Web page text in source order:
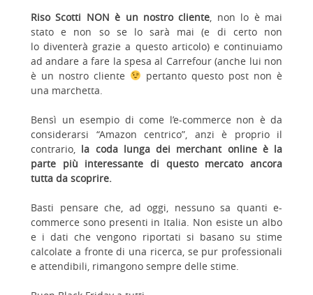
Riso Scotti NON è un nostro cliente, non lo è mai
stato e non so se lo sarà mai (e di certo non
lo diventerà grazie a questo articolo) e continuiamo
ad andare a fare la spesa al Carrefour (anche lui non
è un nostro cliente
pertanto questo post non è
una marchetta.
Bensì un esempio di come l’e-commerce non è da
considerarsi “Amazon centrico”, anzi è proprio il
contrario, la coda lunga dei merchant online è la
parte più interessante di questo mercato ancora
tutta da scoprire.
Basti pensare che, ad oggi, nessuno sa quanti e-
commerce sono presenti in Italia. Non esiste un albo
e i dati che vengono riportati si basano su stime
calcolate a fronte di una ricerca, se pur professionali
e attendibili, rimangono sempre delle stime.